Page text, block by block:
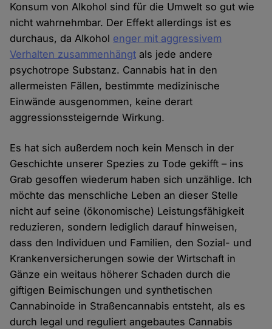
Konsum von Alkohol sind für die Umwelt so gut wie
nicht wahrnehmbar. Der Effekt allerdings ist es
durchaus, da Alkohol enger mit aggressivem
Verhalten zusammenhängt als jede andere
psychotrope Substanz. Cannabis hat in den
allermeisten Fällen, bestimmte medizinische
Einwände ausgenommen, keine derart
aggressionssteigernde Wirkung.
Es hat sich außerdem noch kein Mensch in der
Geschichte unserer Spezies zu Tode gekifft – ins
Grab gesoffen wiederum haben sich unzählige. Ich
möchte das menschliche Leben an dieser Stelle
nicht auf seine (ökonomische) Leistungsfähigkeit
reduzieren, sondern lediglich darauf hinweisen,
dass den Individuen und Familien, den Sozial- und
Krankenversicherungen sowie der Wirtschaft in
Gänze ein weitaus höherer Schaden durch die
giftigen Beimischungen und synthetischen
Cannabinoide in Straßencannabis entsteht, als es
durch legal und reguliert angebautes Cannabis